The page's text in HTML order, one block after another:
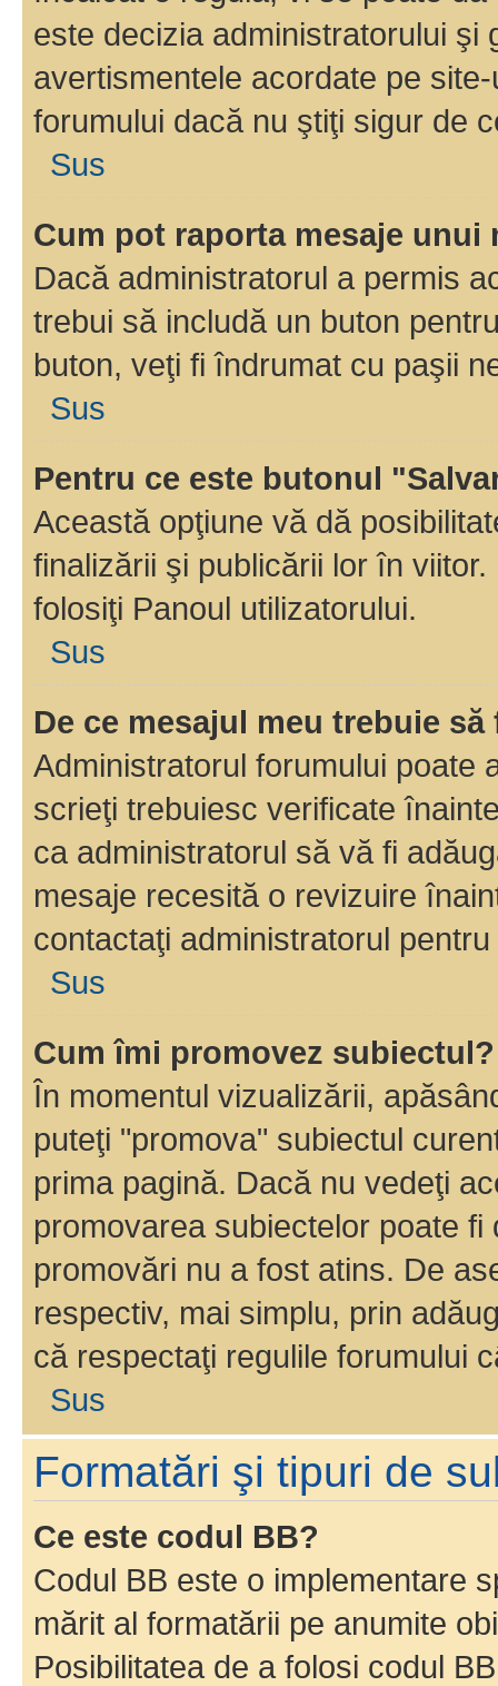
este decizia administratorului şi
avertismentele acordate pe
forumului dacă nu ştiţi sigur de
Sus
Cum pot raporta mesaje unui
Dacă administratorul a permis
trebui să includă un buton
buton, veţi fi îndrumat cu paşii
Sus
Pentru ce este butonul
Această opţiune vă dă
finalizării şi publicării lor în
folosiţi Panoul utilizatorului.
Sus
De ce mesajul meu trebuie
Administratorul forumului poate
scrieţi trebuiesc verificate
ca administratorul să vă fi
mesaje recesită o revizuire
contactaţi administratorul
Sus
Cum îmi promovez subiectul?
În momentul vizualizării,
puteţi "promova" subiectul
prima pagină. Dacă nu vedeţi
promovarea subiectelor poate
promovări nu a fost atins. De
respectiv, mai simplu, prin
că respectaţi regulile forumului
Sus
Formatări şi tipuri de
Ce este codul BB?
Codul BB este o implementare
mărit al formatării pe anumite
Posibilitatea de a folosi codul